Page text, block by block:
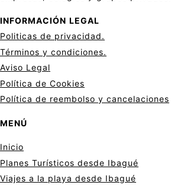
INFORMACIÓN LEGAL
Politicas de privacidad.
Términos y condiciones.
Aviso Legal
Política de Cookies
Política de reembolso y cancelaciones
MENÚ
Inicio
Planes Turísticos desde Ibagué
Viajes a la playa desde Ibagué